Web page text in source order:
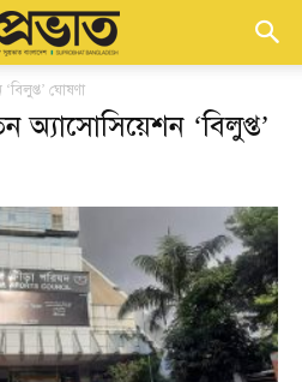
ঘোষণা
অ্যাসোসিয়েশন ‘বিলুপ্ত’